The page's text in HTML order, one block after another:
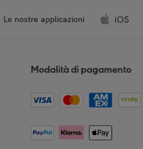
Le nostre applicazioni iOS
Modalità di pagamento